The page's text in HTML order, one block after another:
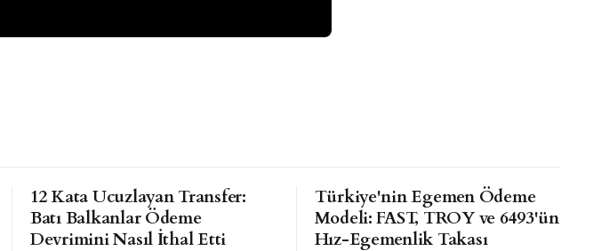
12 Kata Ucuzlayan Transfer:
Batı Balkanlar Ödeme
Devrimini Nasıl İthal Etti
Türkiye'nin Egemen Ödeme
Modeli: FAST, TROY ve 6493'ün
Hız-Egemenlik Takası